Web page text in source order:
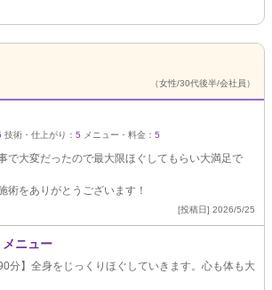
（女性/30代後半/会社員）
技術・仕上がり： 5 メニュー・料金： 5
で大変だったので最大限ほぐしてもらい大満足で
術をありがとうございます！
[投稿日] 2026/5/25
ニュー
分】全身をじっくりほぐしていきます。心も体も大